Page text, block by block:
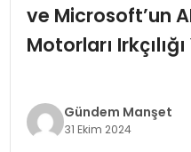
TEKNOLOJI
ve Microsoft’un
Motorları
Gündem Manşet
31 Ekim 2024